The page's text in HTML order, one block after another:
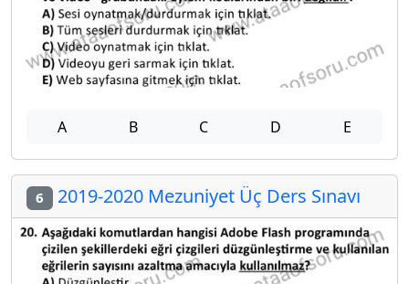
A B C D E
6 2019-2020 Mezuniyet Üç Ders Sınavı